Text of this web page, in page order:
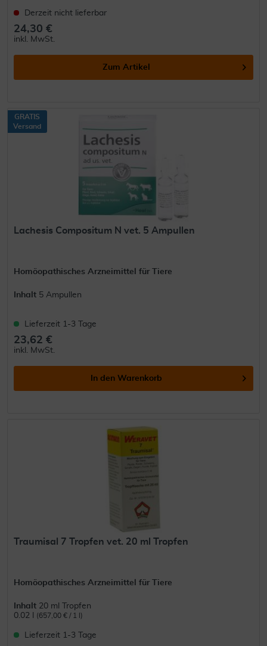
Derzeit nicht lieferbar
24,30 €
inkl. MwSt.
Zum Artikel
GRATIS
Versand
Lachesis Compositum N vet. 5 Ampullen
Homöopathisches Arzneimittel für Tiere
Inhalt 5 Ampullen
Lieferzeit 1-3 Tage
23,62 €
inkl. MwSt.
In den Warenkorb
Traumisal 7 Tropfen vet. 20 ml Tropfen
Homöopathisches Arzneimittel für Tiere
Inhalt 20 ml Tropfen
0.02 l
(657,00 € / 1 l)
Lieferzeit 1-3 Tage